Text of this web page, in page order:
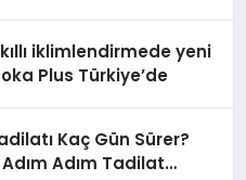
iklimlendirmede yeni
Plus Türkiye’de
Kaç Gün Sürer?
Adım Tadilat